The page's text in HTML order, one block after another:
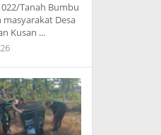
Tanah Bumbu
Desa
Kusan ...